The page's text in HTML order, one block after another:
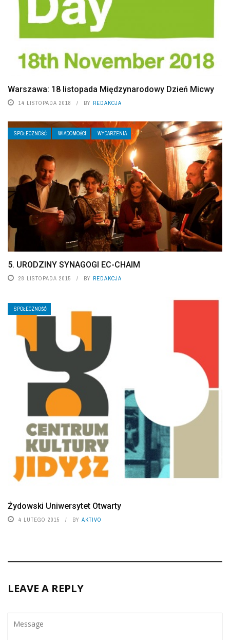
Warszawa: 18 listopada Międzynarodowy Dzień Micwy
14 LISTOPADA 2018 BY REDAKCJA
SPOŁECZNOŚĆ WIADOMOŚCI WYDARZENIA
5. URODZINY SYNAGOGI EC-CHAIM
28 LISTOPADA 2015 BY REDAKCJA
SPOŁECZNOŚĆ
Żydowski Uniwersytet Otwarty
4 LUTEGO 2015 BY AKTIVO
LEAVE A REPLY